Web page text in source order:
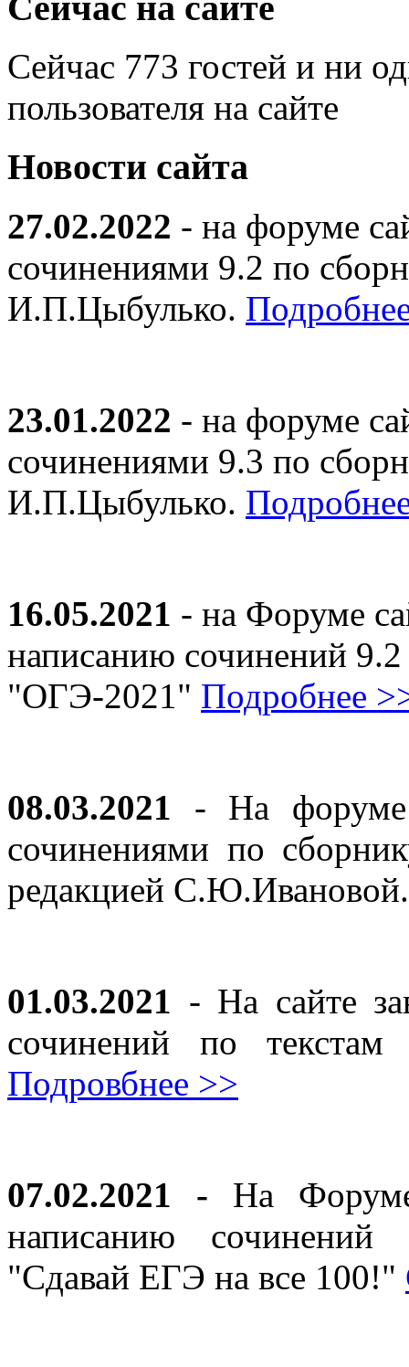
Сейчас 773 гостей и ни
пользователя на сайте
Новости сайта
27.02.2022 - на форуме
сочинениями 9.2 по
И.П.Цыбулько.
23.01.2022 - на форуме
сочинениями 9.3 по
И.П.Цыбулько.
16.05.2021 - на Форуме
написанию сочинений
"ОГЭ-2021" Подробнее
08.03.2021 - На форуме
сочинениями по
редакцией
01.03.2021 - На сайте
сочинений по
Подровбнее >>
07.02.2021 - На
написанию
"Сдавай ЕГЭ на все 100!"